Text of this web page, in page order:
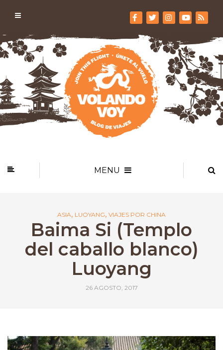
MENU
ASIA, LUOYANG, VIAJES POR CHINA
Baima Si (Templo
del caballo blanco)
Luoyang
26 AGOSTO, 2017